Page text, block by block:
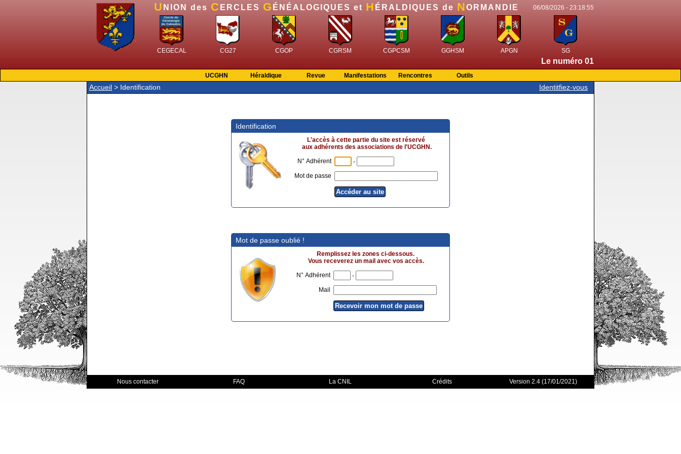
U NION des C ERCLES G ÉNÉALOGIQUES et H ÉRALDIQUES de NORMANDIE 06/08/2026 - 23:18:55
CEGECAL CG27 CGOP CGRSM CGPCSM GGHSM APGN SG
Le numéro 015 de Généalogie en
UCGHN Héraldique Revue Manifestations Rencontres Outils
Accueil > Identification Identitfiez-vous
Identification
L'accès à cette partie du site est réservé
aux adhérents des associations de l'UCGHN.
N° Adhérent
-
Mot de passe
Mot de passe oublié !
Remplissez les zones ci-dessous.
Vous receverez un mail avec vos accès.
N° Adhérent
-
Mail
Nous contacter FAQ La CNIL Crédits Version 2.4 (17/01/2021)